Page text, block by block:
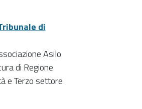
di
Asilo
di Regione
e Terzo settore